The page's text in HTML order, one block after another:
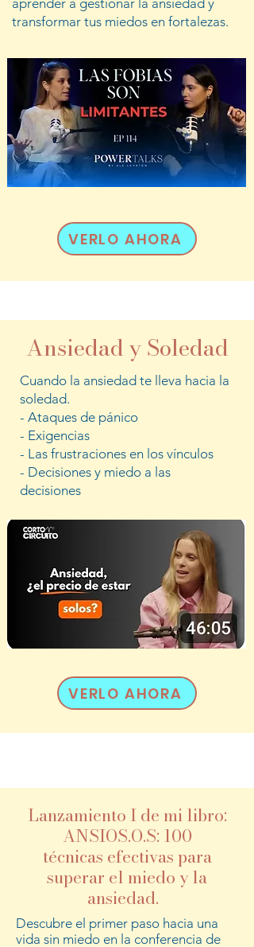
aprender a gestionar la ansiedad y
transformar tus miedos en fortalezas.
VERLO AHORA
Ansiedad y Soledad
Cuando la ansiedad te lleva hacia la
soledad.
- Ataques de pánico
- Exigencias
- Las frustraciones en los vínculos
- Decisiones y miedo a las
decisiones
VERLO AHORA
Lanzamiento I de mi libro:
ANSIOS.O.S: 100
técnicas efectivas para
superar el miedo y la
ansiedad.
Descubre el primer paso hacia una
vida sin miedo en la conferencia de